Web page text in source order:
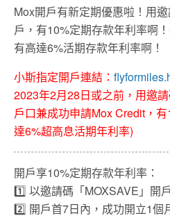
Mox開戶有新定期優惠啦！用
戶，有10%定期存款年利率啊
有高達6%活期存款年利率啊！
小斯指定開戶連結：
2023年2月28日或之前，用邀
戶口兼成功申請Mox Credit，
達6%超高息活期年利率)
開戶享10%定期存款年利率：
1️⃣ 以邀請碼「MOXSAVE」開戶
2️⃣ 開戶首7日內，成功開立1個